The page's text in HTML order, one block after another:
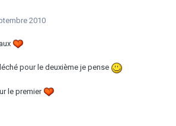
2010
pour le deuxième je pense
le premier